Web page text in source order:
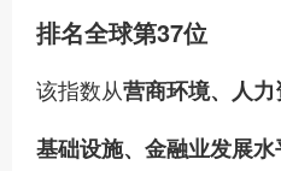
排名全球第37位
该指数从营商环境、人力
基础设施、金融业发展